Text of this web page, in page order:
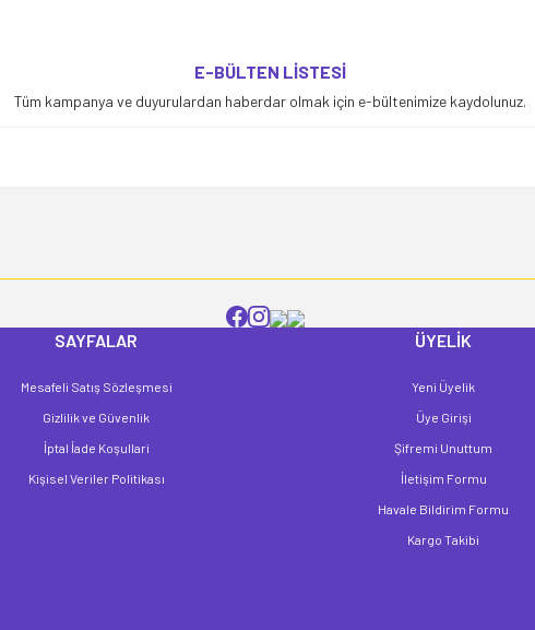
E-BÜLTEN LİSTESİ
Tüm kampanya ve duyurulardan haberdar olmak için e-bültenimize kaydolunuz.
SAYFALAR
Mesafeli Satış Sözleşmesi
Gizlilik ve Güvenlik
İptal İade Koşullari
Kişisel Veriler Politikası
ÜYELİK
Yeni Üyelik
Üye Girişi
Şifremi Unuttum
İletişim Formu
Havale Bildirim Formu
Kargo Takibi